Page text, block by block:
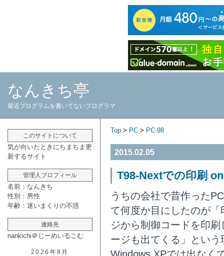
なんきち亭
最近プログラムを書いてないプログラマ
Top > PC > PC-98
2015.02.05
T98-Nextでの印刷
うちの会社で昔作った
て何度か目にしたのが
ジから制御コードを印
ージも出てくる」という
Windows XPでは出なく
このサイトについて
気が向いたときにちまちま更
新するサイト
管理人プロフィール
名前：なんきち
性別：男性
年齢：迷いまくりの不惑
連絡先
nankichi＠じーめいるこむ
2026年8月